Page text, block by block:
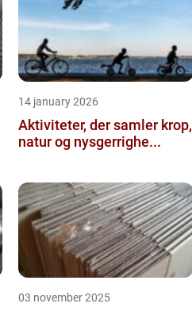
14 january 2026
Aktiviteter, der samler krop,
natur og nysgerrighe...
03 november 2025